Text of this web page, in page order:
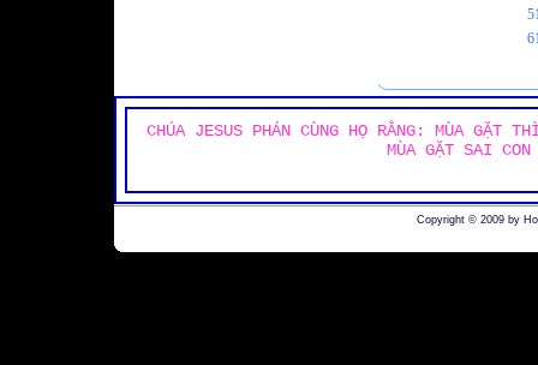
CHÚA JESUS PHÁN CÙNG HỌ RẰNG: MÙA GẶT
MÙA GẶT SAI
Copyright © 2009 by